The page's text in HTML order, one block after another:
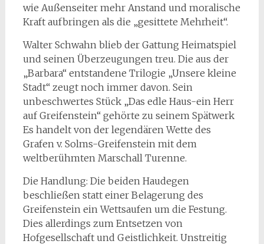
wie Außenseiter mehr Anstand und moralische
Kraft aufbringen als die „gesittete Mehrheit“.
Walter Schwahn blieb der Gattung Heimatspiel
und seinen Überzeugungen treu. Die aus der
„Barbara“ entstandene Trilogie „Unsere kleine
Stadt“ zeugt noch immer davon. Sein
unbeschwertes Stück „Das edle Haus-ein Herr
auf Greifenstein“ gehörte zu seinem Spätwerk
Es handelt von der legendären Wette des
Grafen v. Solms-Greifenstein mit dem
weltberühmten Marschall Turenne.
Die Handlung: Die beiden Haudegen
beschließen statt einer Belagerung des
Greifenstein ein Wettsaufen um die Festung.
Dies allerdings zum Entsetzen von
Hofgesellschaft und Geistlichkeit. Unstreitig